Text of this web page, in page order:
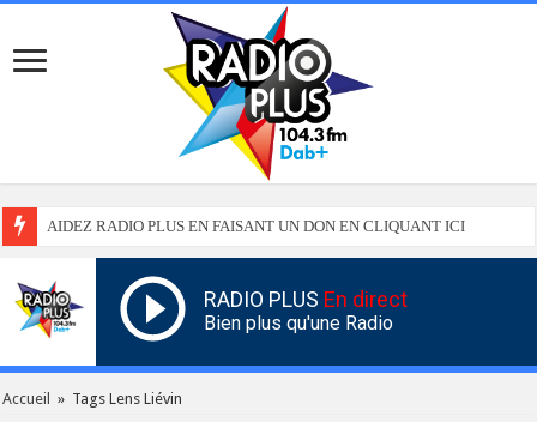
AIDEZ RADIO PLUS EN FAISANT UN DON EN CLIQUANT ICI
RADIO PLUS En direct
Bien plus qu'une Radio
Accueil » Tags Lens Liévin